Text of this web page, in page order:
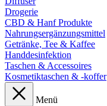
Drogerie
CBD & Hanf Produkte
Nahrungsergänzungsmittel
Getränke, Tee & Kaffee
Handdesinfektion
Taschen & Accessoires
Kosmetiktaschen & -koffer
Menü